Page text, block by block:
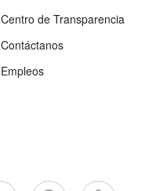
Centro de Transparencia
Contáctanos
Empleos